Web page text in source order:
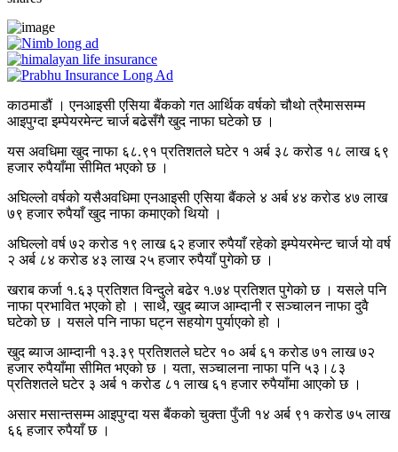
काठमाडौं । एनआइसी एसिया बैंकको गत आर्थिक वर्षको चौथो त्रैमाससम्म
आइपुग्दा इम्पेयरमेन्ट चार्ज बढेसँगै खुद नाफा घटेको छ ।
यस अवधिमा खुद नाफा ६८.९१ प्रतिशतले घटेर १ अर्ब ३८ करोड १८ लाख ६९
हजार रुपैयाँमा सीमित भएको छ ।
अघिल्लो वर्षको यसैअवधिमा एनआइसी एसिया बैंकले ४ अर्ब ४४ करोड ४७ लाख
७९ हजार रुपैयाँ खुद नाफा कमाएको थियो ।
अघिल्लो वर्ष ७२ करोड १९ लाख ६२ हजार रुपैयाँ रहेको इम्पेयरमेन्ट चार्ज यो वर्ष
२ अर्ब ८४ करोड ४३ लाख २५ हजार रुपैयाँ पुगेको छ ।
खराब कर्जा १.६३ प्रतिशत विन्दुले बढेर १.७४ प्रतिशत पुगेको छ । यसले पनि
नाफा प्रभावित भएको हो । साथै, खुद ब्याज आम्दानी र सञ्चालन नाफा दुवै
घटेको छ । यसले पनि नाफा घट्न सहयोग पुर्याएको हो ।
खुद ब्याज आम्दानी १३.३९ प्रतिशतले घटेर १० अर्ब ६१ करोड ७१ लाख ७२
हजार रुपैयाँमा सीमित भएको छ । यता, सञ्चालना नाफा पनि ५३।८३
प्रतिशतले घटेर ३ अर्ब १ करोड ८१ लाख ६१ हजार रुपैयाँमा आएको छ ।
असार मसान्तसम्म आइपुग्दा यस बैंकको चुक्ता पुँजी १४ अर्ब ९१ करोड ७५ लाख
६६ हजार रुपैयाँ छ ।